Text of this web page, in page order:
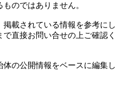
のではありません。
載されている情報を参考にし
直接お問い合せの上ご確認く
体の公開情報をベースに編集し